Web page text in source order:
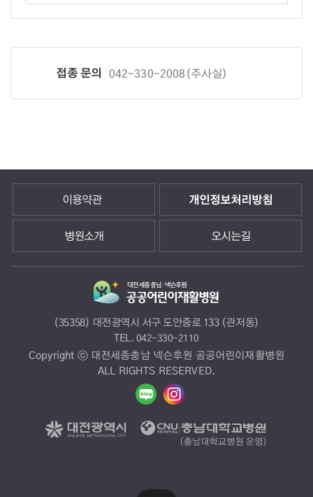
접종 문의 042-330-2008(주사실)
이용약관 개인정보처리방침
병원소개 오시는길
(35358) 대전광역시 서구 도안중로 133 (관저동)
TEL. 042-330-2110
Copyright ⓒ 대전세종충남 넥슨후원 공공어린이재활병원
ALL RIGHTS RESERVED.